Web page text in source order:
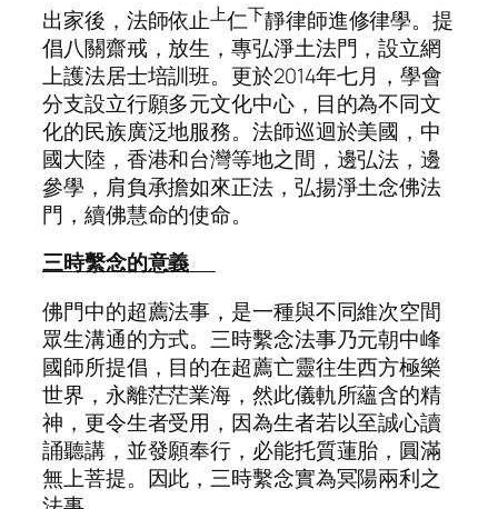
出家後，法師依止上仁下靜律師進修律學。提
倡八關齋戒，放生，專弘淨土法門，設立網
上護法居士培訓班。更於2014年七月，學會
分支設立行願多元文化中心，目的為不同文
化的民族廣泛地服務。法師巡迴於美國，中
國大陸，香港和台灣等地之間，邊弘法，邊
參學，肩負承擔如來正法，弘揚淨土念佛法
門，續佛慧命的使命。
三時繫念的意義
佛門中的超薦法事，是一種與不同維次空間
眾生溝通的方式。三時繫念法事乃元朝中峰
國師所提倡，目的在超薦亡靈往生西方極樂
世界，永離茫茫業海，然此儀軌所蘊含的精
神，更令生者受用，因為生者若以至誠心讀
誦聽講，並發願奉行，必能托質蓮胎，圓滿
無上菩提。因此，三時繫念實為冥陽兩利之